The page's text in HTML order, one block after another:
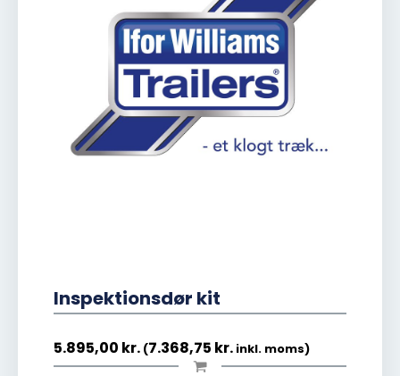
Inspektionsdør kit
5.895,00 kr. (7.368,75 kr. inkl. moms)